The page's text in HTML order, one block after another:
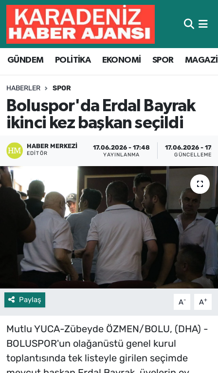
GÜNDEM POLİTİKA EKONOMİ SPOR
HABERLER SPOR
Boluspor'da Erdal Bayrak
ikinci kez başkan seçildi
HABER MERKEZI
EDITÖR
17.06.2026 - 17:48
YAYINLANMA
17.06.2026 -
GÜNCELLEME
Paylaş A- A+
Mutlu YUCA-Zübeyde ÖZMEN/BOLU, (DHA) -
BOLUSPOR'un olağanüstü genel kurul
toplantısında tek listeyle girilen seçimde
Hava Durumu
Trafik Durumu
Süper Lig Puan Durumu ve Fikstür
Tüm Manşetler